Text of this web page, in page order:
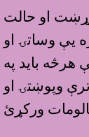
او حالت
یې وساتۍ او
باید په
وپوښتۍ او